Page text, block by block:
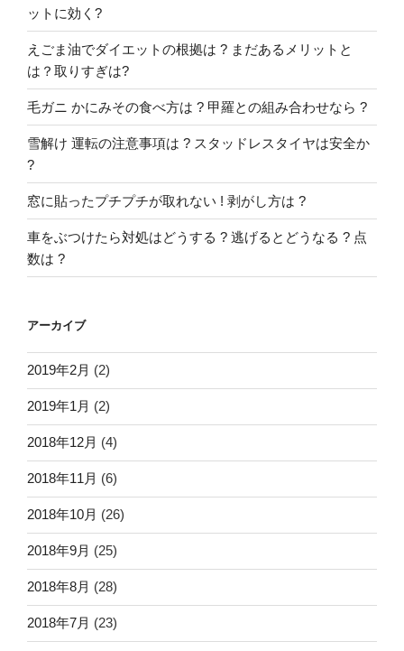
ットに効く?
えごま油でダイエットの根拠は ? まだあるメリットと
は？取りすぎは?
毛ガニ かにみその食べ方は ? 甲羅との組み合わせなら ?
雪解け 運転の注意事項は ? スタッドレスタイヤは安全か
?
窓に貼ったプチプチが取れない ! 剥がし方は ?
車をぶつけたら対処はどうする ? 逃げるとどうなる ? 点
数は ?
アーカイブ
2019年2月 (2)
2019年1月 (2)
2018年12月 (4)
2018年11月 (6)
2018年10月 (26)
2018年9月 (25)
2018年8月 (28)
2018年7月 (23)